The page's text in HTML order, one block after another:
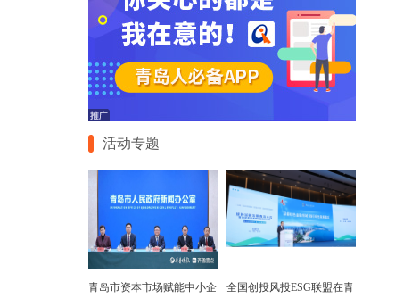
活动专题
青岛市资本市场赋能中小企 全国创投风投ESG联盟在青